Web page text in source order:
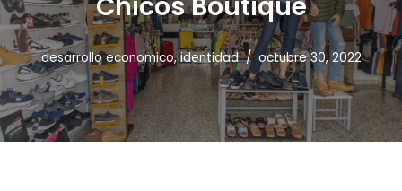
desarrollo economico,identidad octubre 30, 2022